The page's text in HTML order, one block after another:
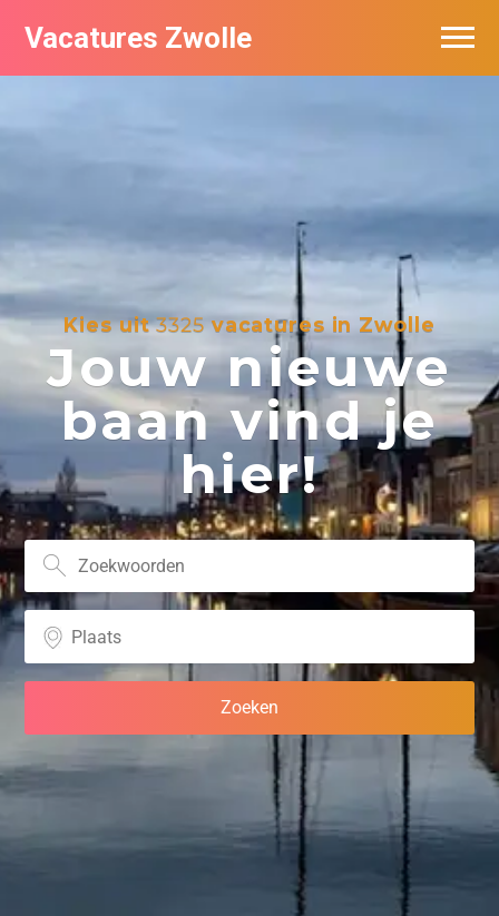
Vacatures Zwolle
Kies uit3325vacatures in Zwolle
Jouw nieuwe
baan vind je
hier!
Vacatures per bedrijf